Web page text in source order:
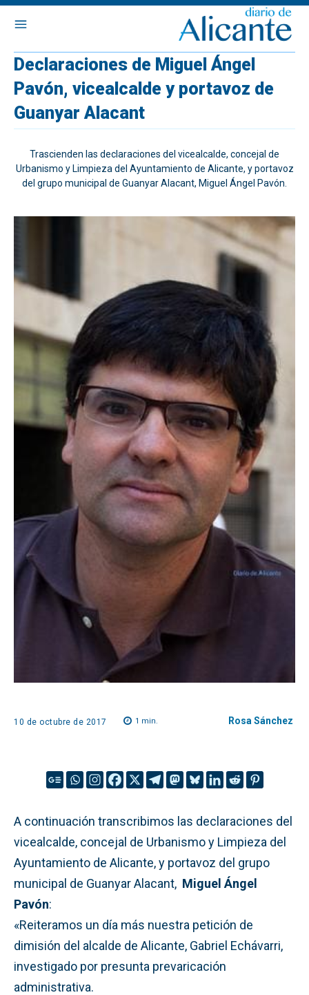
Declaraciones de Miguel Ángel
Pavón, vicealcalde y portavoz de
Guanyar Alacant
Trascienden las declaraciones del vicealcalde, concejal de
Urbanismo y Limpieza del Ayuntamiento de Alicante, y portavoz
del grupo municipal de Guanyar Alacant, Miguel Ángel Pavón.
10 de octubre de 2017 1 min. Rosa Sánchez
A continuación transcribimos las declaraciones del
vicealcalde, concejal de Urbanismo y Limpieza del
Ayuntamiento de Alicante, y portavoz del grupo
municipal de Guanyar Alacant, Miguel Ángel
Pavón:
«Reiteramos un día más nuestra petición de
dimisión del alcalde de Alicante, Gabriel Echávarri,
investigado por presunta prevaricación
administrativa.